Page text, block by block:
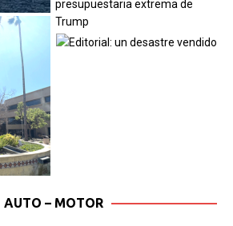
AUTO – MOTOR